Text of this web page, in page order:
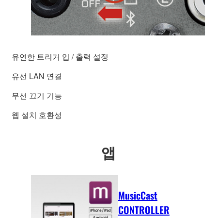
유연한 트리거 입 / 출력 설정
유선 LAN 연결
무선 끄기 기능
웹 설치 호환성
앱
MusicCast
CONTROLLER